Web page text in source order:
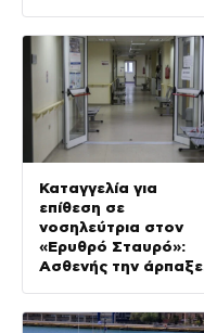
Καταγγελία για
επίθεση σε
νοσηλεύτρια στον
«Ερυθρό Σταυρό»:
Ασθενής την άρπαξε